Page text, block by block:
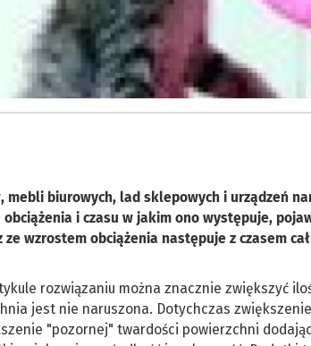
mebli biurowych, lad sklepowych i urządzeń
obciążenia i czasu w jakim ono występuje,
wzrostem obciążenia następuje z czasem
rozwiązaniu można znacznie zwiększyć
jest nie naruszona. Dotychczas
"pozornej" twardości powierzchni